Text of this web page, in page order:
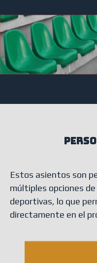
Estos asientos son
múltiples opciones
deportivas, lo que
directamente en el